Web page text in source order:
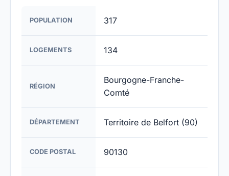
POPULATION 317
LOGEMENTS 134
RÉGION
Bourgogne-Franche-
Comté
DÉPARTEMENT Territoire de Belfort (90)
CODE POSTAL 90130